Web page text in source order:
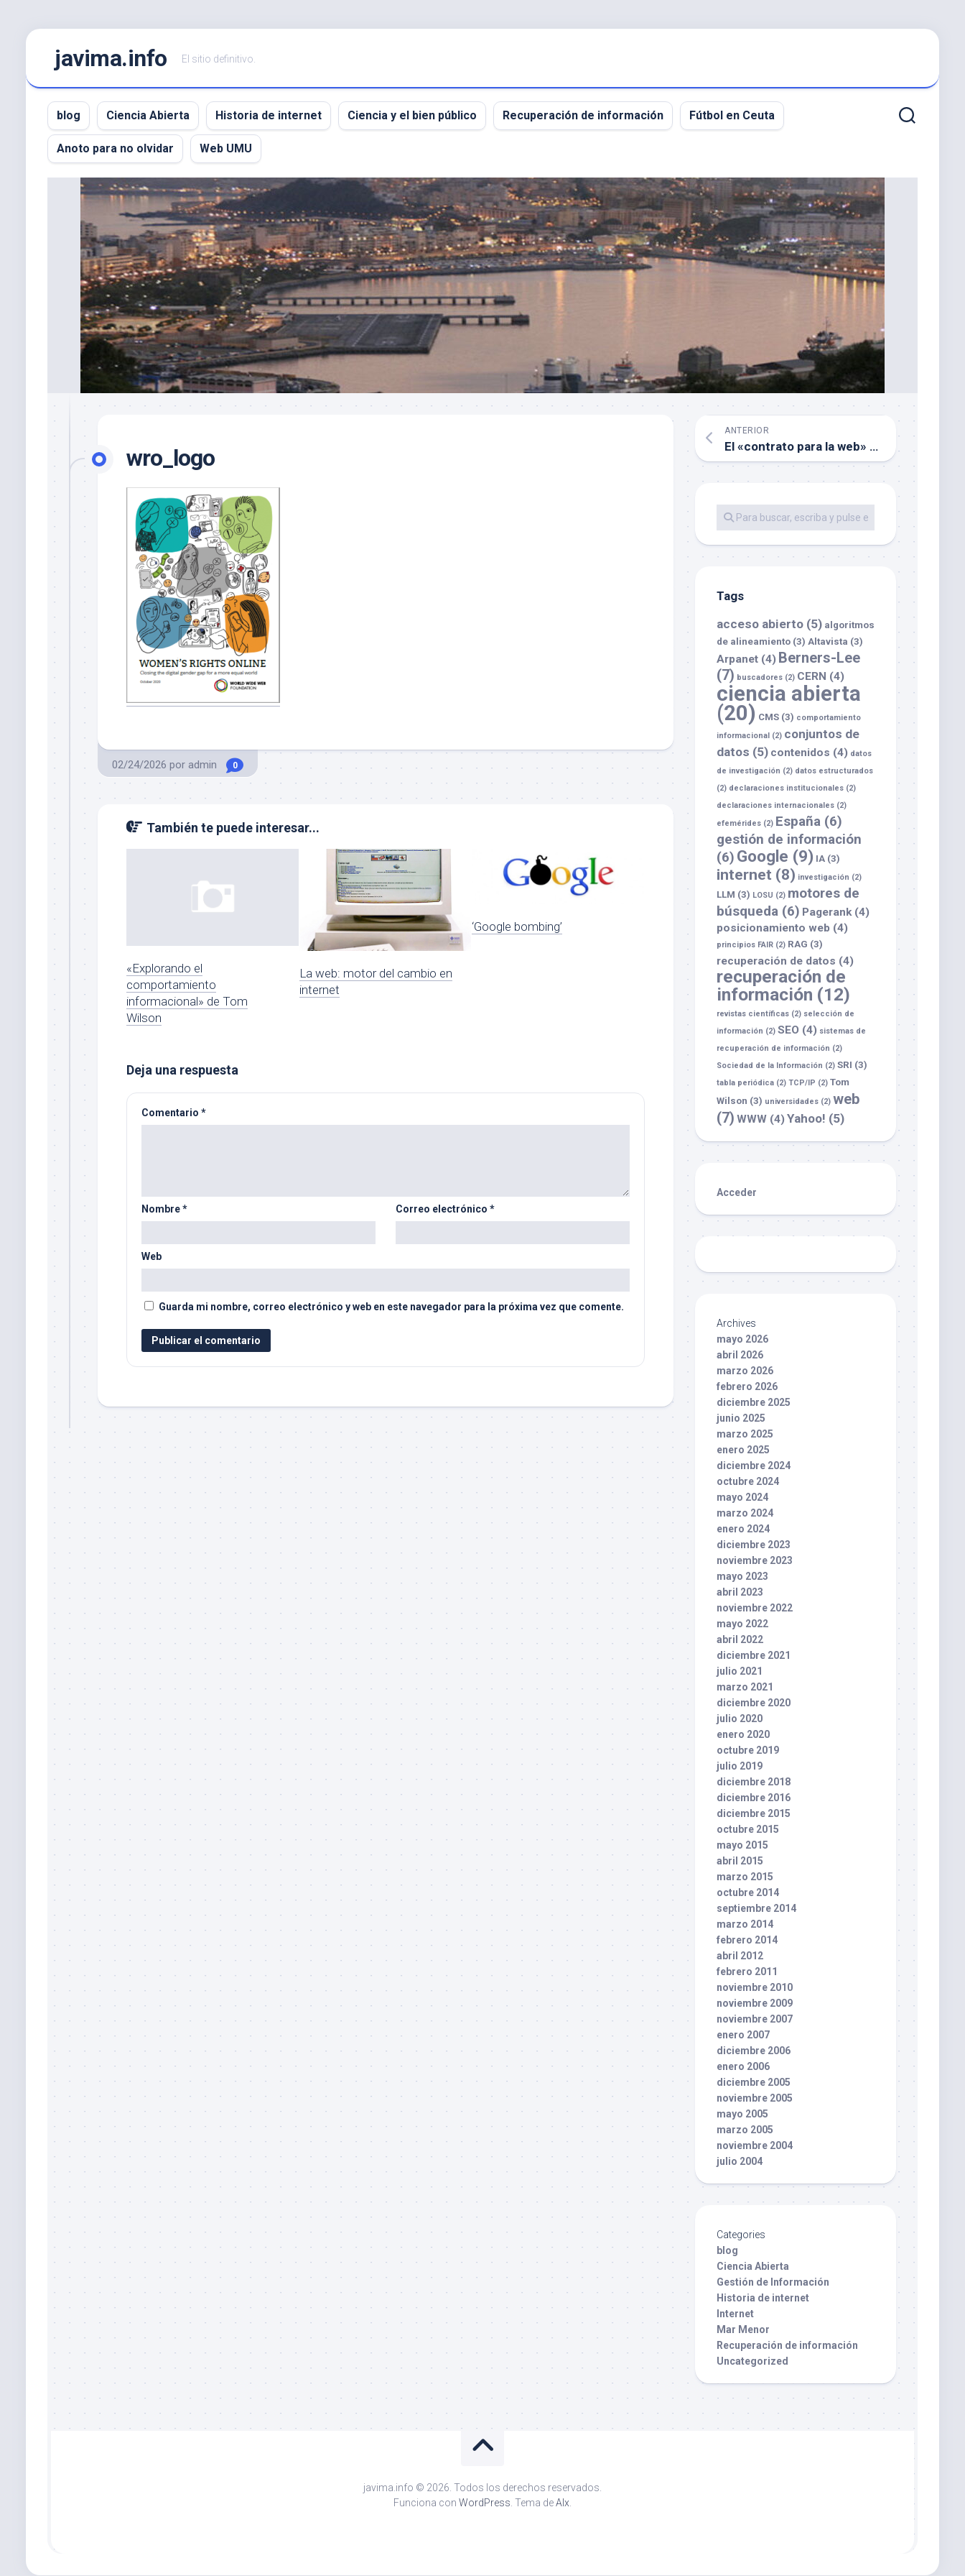
Saltar
javima.info El sitio definitivo.
blog Ciencia Abierta Historia de internet Ciencia y el bien público Recuperación de información Fútbol en Ceuta
Anoto para no olvidar Web UMU
wro_logo
02/24/2026 por admin 0
También te puede interesar...
«Explorando el
comportamiento
informacional» de Tom
Wilson
La web: motor del cambio en
internet
‘Google bombing’
Deja una respuesta
Comentario *
Nombre* Correo electrónico *
Web
Guarda mi nombre, correo electrónico y web en este navegador para la próxima vez que comente.
ANTERIOR
El «contrato para la web» de Berners-Lee
Tags
acceso abierto (5) algoritmos
de alineamiento (3) Altavista (3)
Arpanet (4) Berners-Lee
(7) buscadores (2) CERN (4)
ciencia abierta
(20) CMS (3) comportamiento
informacional (2) conjuntos de
datos (5) contenidos (4) datos
de investigación (2) datos estructurados
(2) declaraciones institucionales (2)
declaraciones internacionales (2)
efemérides (2) España (6)
gestión de información
(6) Google (9) IA (3)
internet (8) investigación (2)
LLM (3) LOSU (2) motores de
búsqueda (6) Pagerank(4)
posicionamiento web (4)
principios FAIR (2) RAG (3)
recuperación de datos (4)
recuperación de
información (12)
revistas científicas (2) selección de
información (2) SEO (4) sistemas de
recuperación de información (2)
Sociedad de la Información (2) SRI (3)
tabla periódica (2) TCP/IP (2) Tom
Wilson (3) universidades (2) web
(7) WWW (4)Yahoo! (5)
Acceder
Archives
mayo 2026
abril 2026
marzo 2026
febrero 2026
diciembre 2025
junio 2025
marzo 2025
enero 2025
diciembre 2024
octubre 2024
mayo 2024
marzo 2024
enero 2024
diciembre 2023
noviembre 2023
mayo 2023
abril 2023
noviembre 2022
mayo 2022
abril 2022
diciembre 2021
julio 2021
marzo 2021
diciembre 2020
julio 2020
enero 2020
octubre 2019
julio 2019
diciembre 2018
diciembre 2016
diciembre 2015
octubre 2015
mayo 2015
abril 2015
marzo 2015
octubre 2014
septiembre 2014
marzo 2014
febrero 2014
abril 2012
febrero 2011
noviembre 2010
noviembre 2009
noviembre 2007
enero 2007
diciembre 2006
enero 2006
diciembre 2005
noviembre 2005
mayo 2005
marzo 2005
noviembre 2004
julio 2004
Categories
blog
Ciencia Abierta
Gestión de Información
Historia de internet
Internet
Mar Menor
Recuperación de información
Uncategorized
javima.info © 2026. Todos los derechos reservados.
Funciona con WordPress . Tema deAlx